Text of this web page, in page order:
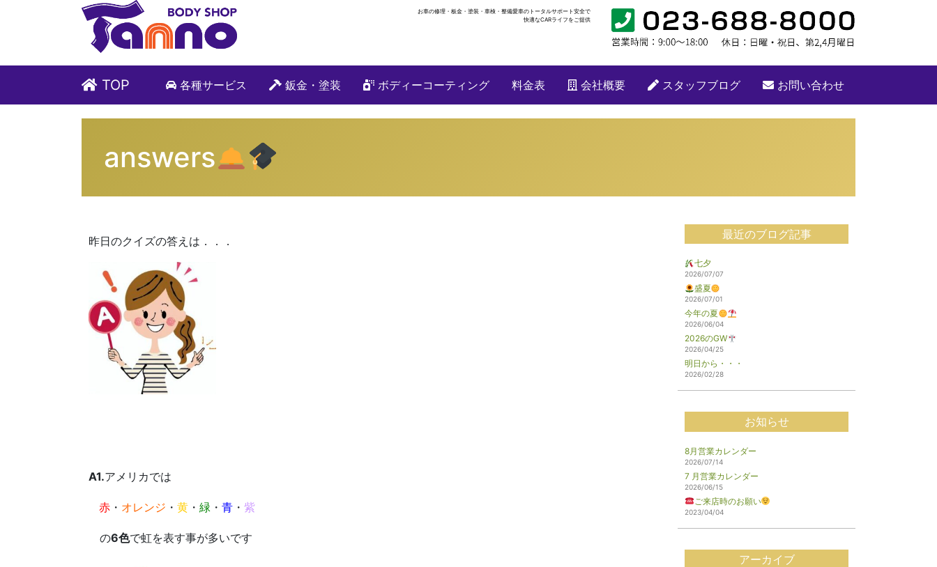
お車の修理・板金・塗装・車検・整備愛車のトータルサポート安全で
快適なCARライフをご提供
TOP 各種サービス 鈑金・塗装 ボディーコーティング 料金表 会社概要 スタッフブログ お問い合わせ
answers
昨日のクイズの答えは．．．
A1.アメリカでは
赤 ・ オレンジ ・ 黄 ・ 緑 ・ 青 ・ 紫
の6色で虹を表す事が多いです
最近のブログ記事
七夕
2026/07/07
盛夏
2026/07/01
今年の夏
2026/06/04
2026のGW
2026/04/25
明日から・・・
2026/02/28
お知らせ
8月営業カレンダー
2026/07/14
7 月営業カレンダー
2026/06/15
ご来店時のお願い
2023/04/04
アーカイブ